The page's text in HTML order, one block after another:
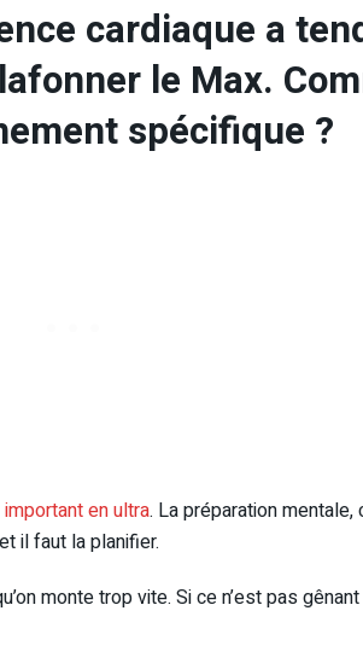
cardiaque a
le Max.
spécifique ?
en ultra. La préparation mentale,
il faut la planifier.
monte trop vite. Si ce n’est pas